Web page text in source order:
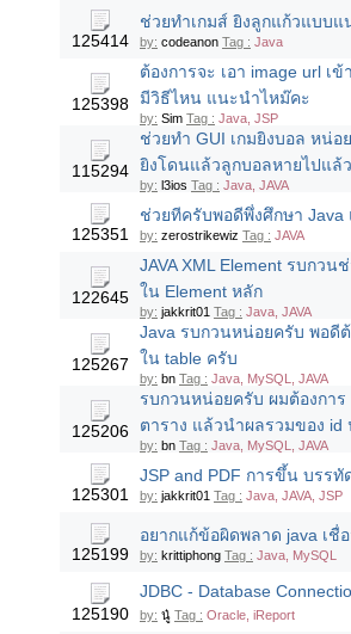
125414
ช่วยทำเกมส์ ยิงลูกแก้วแบบแ
by: codeanon Tag : Java
125398
ต้องการจะ เอา image url เ
มีวิธีไหน แนะนำไหม๊คะ
by: Sim Tag : Java, JSP
115294
ช่วยทำ GUI เกมยิงบอล หน่
ยิงโดนแล้วลูกบอลหายไปแ
by: l3ios Tag : Java, JAVA
125351
ช่วยทีครับพอดีพึ่งศึกษา Java
by: zerostrikewiz Tag : JAVA
122645
JAVA XML Element รบกว
ใน Element หลัก
by: jakkrit01 Tag : Java, JAVA
125267
Java รบกวนหน่อยครับ พอดี
ใน table ครับ
by: bn Tag : Java, MySQL, JAVA
125206
รบกวนหน่อยครับ ผมต้องกา
ตาราง แล้วนำผลรวมของ
by: bn Tag : Java, MySQL, JAVA
125301
JSP and PDF การขึ้น บรร
by: jakkrit01 Tag : Java, JAVA, JSP
125199
อยากแก้ข้อผิดพลาด java เชื่
by: krittiphong Tag : Java, MySQL
125190
JDBC - Database
by: นู๋ Tag : Oracle, iReport